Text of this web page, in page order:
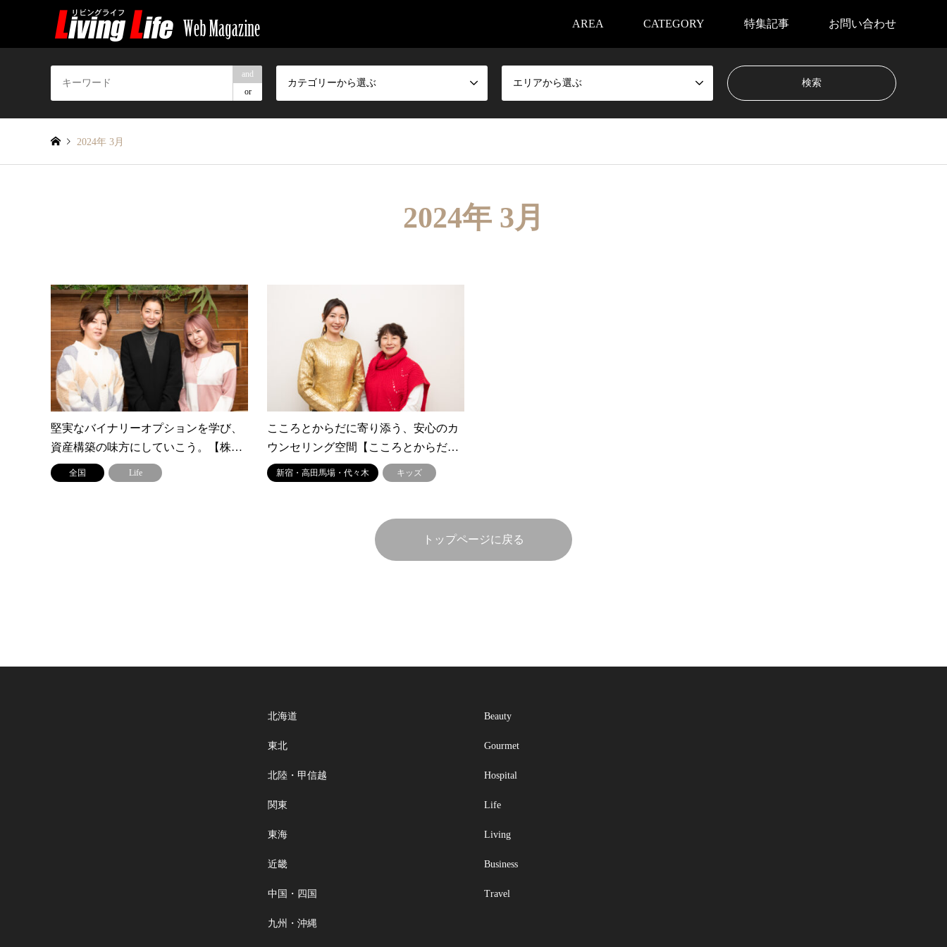
AREA CATEGORY 特集記事 お問い合わせ
and
or
カテゴリーから選ぶ エリアから選ぶ
2024年 3月
2024年 3月
堅実なバイナリーオプションを学び、
資産構築の味方にしていこう。【株…
全国 Life
こころとからだに寄り添う、安心のカ
ウンセリング空間【こころとからだ…
新宿・高田馬場・代々木 キッズ
トップページに戻る
北海道
東北
北陸・甲信越
関東
東海
近畿
中国・四国
九州・沖縄
Beauty
Gourmet
Hospital
Life
Living
Business
Travel